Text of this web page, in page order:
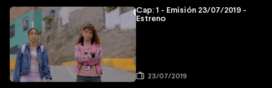
Cap: 1 - Emisión 23/07/2019 -
Estreno
23/07/2019